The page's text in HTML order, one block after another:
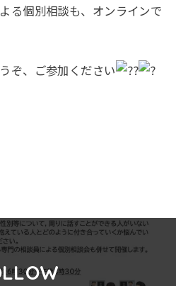
る個別相談も、オンラインで
ぞ、ご参加ください